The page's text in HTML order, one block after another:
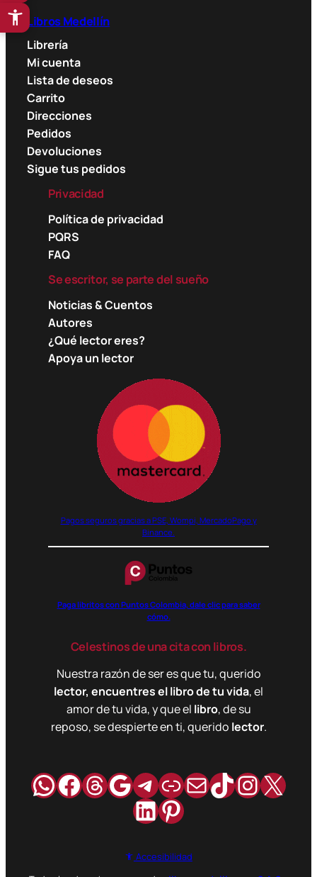
Libros Medellín
Librería
Mi cuenta
Lista de deseos
Carrito
Direcciones
Pedidos
Devoluciones
Sigue tus pedidos
Privacidad
Política de privacidad
PQRS
FAQ
Se escritor, se parte del sueño
Noticias & Cuentos
Autores
¿Qué lector eres?
Apoya un lector
Pagos seguros gracias a PSE, Wompi, MercadoPago y
Binance.
Paga libritos con Puntos Colombia, dale clic para saber
cómo.
Celestinos de una cita con libros.
Nuestra razón de ser es que tu, querido
lector, encuentres el libro de tu vida, el
amor de tu vida, y que el libro, de su
reposo, se despierte en ti, querido lector.
WhatsApp
Facebook
Hilos
Google
Telegram
Enlace
Correo
TikTok
X
LinkedIn
Pinterest
Accesibilidad